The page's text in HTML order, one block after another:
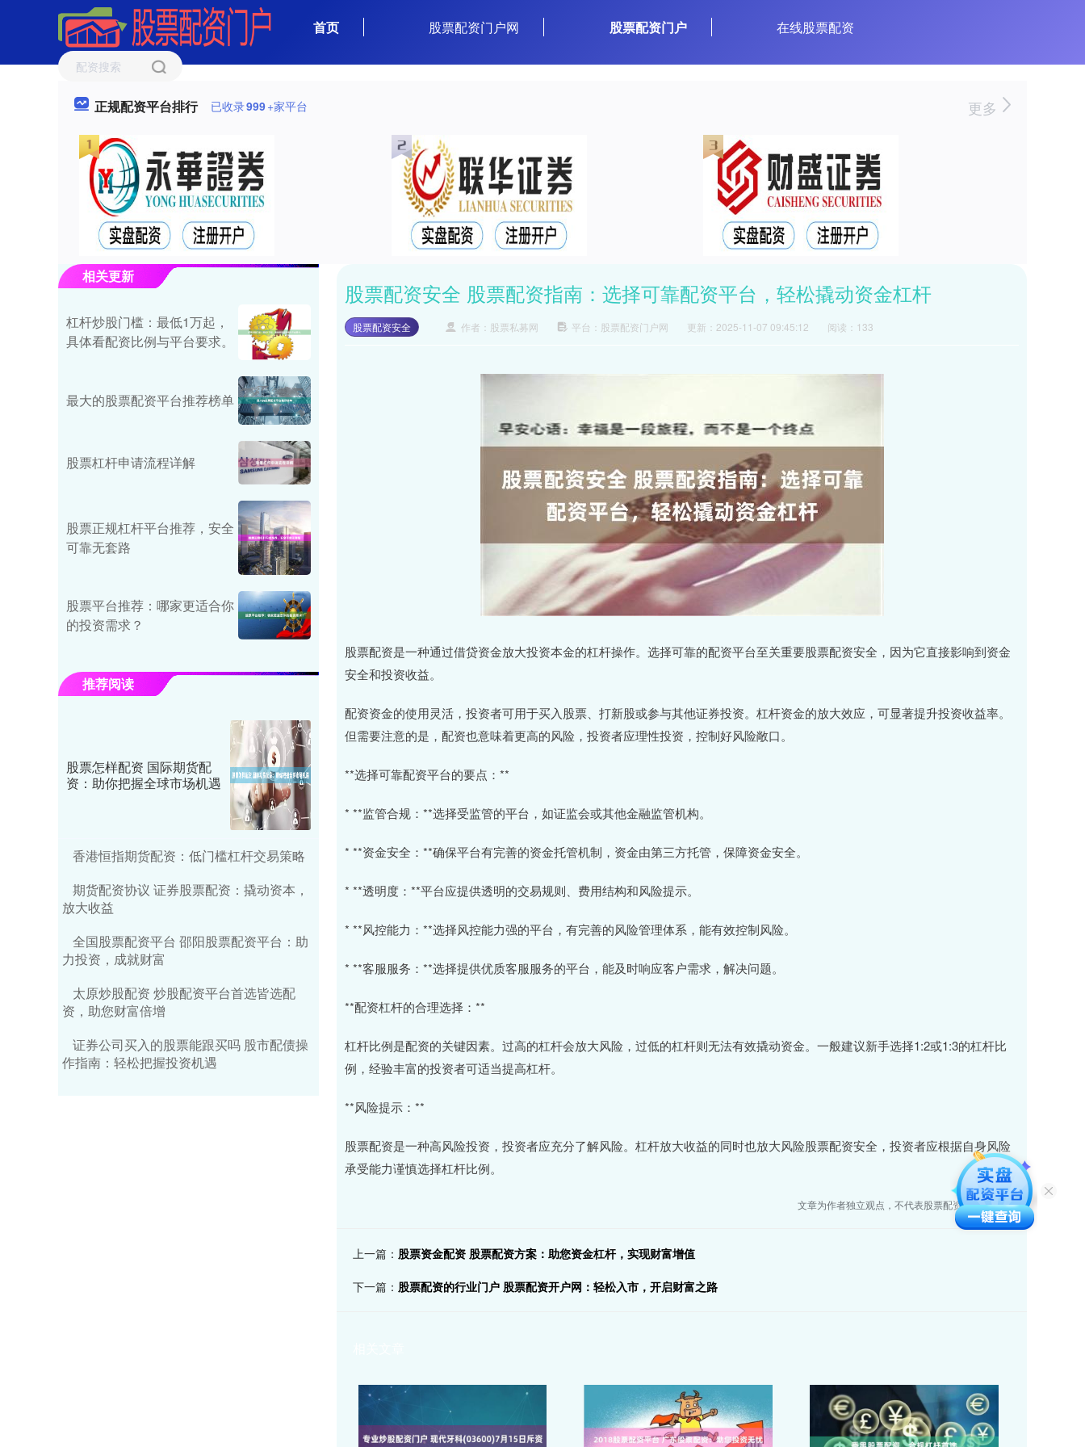
首页 股票配资门户网 股票配资门户 在线股票配资
正规配资平台排行 已收录999+家平台 更多
股票配资安全 股票配资指南：选择可靠配资平台，轻松撬动资金杠杆
股票配资安全 作者：股票私募网 平台：股票配资门户网 更新：2025-11-07 09:45:12 阅读：133
股票配资是一种通过借贷资金放大投资本金的杠杆操作。选择可靠的配资平台至关重要股票配资安全，因为它直接影响到资金
安全和投资收益。
配资资金的使用灵活，投资者可用于买入股票、打新股或参与其他证券投资。杠杆资金的放大效应，可显著提升投资收益率。
但需要注意的是，配资也意味着更高的风险，投资者应理性投资，控制好风险敞口。
**选择可靠配资平台的要点：**
* **监管合规：**选择受监管的平台，如证监会或其他金融监管机构。
* **资金安全：**确保平台有完善的资金托管机制，资金由第三方托管，保障资金安全。
* **透明度：**平台应提供透明的交易规则、费用结构和风险提示。
* **风控能力：**选择风控能力强的平台，有完善的风险管理体系，能有效控制风险。
* **客服服务：**选择提供优质客服服务的平台，能及时响应客户需求，解决问题。
**配资杠杆的合理选择：**
杠杆比例是配资的关键因素。过高的杠杆会放大风险，过低的杠杆则无法有效撬动资金。一般建议新手选择1:2或1:3的杠杆比
例，经验丰富的投资者可适当提高杠杆。
**风险提示：**
股票配资是一种高风险投资，投资者应充分了解风险。杠杆放大收益的同时也放大风险股票配资安全，投资者应根据自身风险
承受能力谨慎选择杠杆比例。
文章为作者独立观点，不代表股票配资门户网观点
上一篇： 股票资金配资 股票配资方案：助您资金杠杆，实现财富增值
下一篇： 股票配资的行业门户 股票配资开户网：轻松入市，开启财富之路
相关更新
杠杆炒股门槛：最低1万起，
具体看配资比例与平台要求。
最大的股票配资平台推荐榜单
股票杠杆申请流程详解
股票正规杠杆平台推荐，安全
可靠无套路
股票平台推荐：哪家更适合你
的投资需求？
推荐阅读
股票怎样配资 国际期货配
资：助你把握全球市场机遇
香港恒指期货配资：低门槛杠杆交易策略
期货配资协议 证券股票配资：撬动资本，
放大收益
全国股票配资平台 邵阳股票配资平台：助
力投资，成就财富
太原炒股配资 炒股配资平台首选皆选配
资，助您财富倍增
证券公司买入的股票能跟买吗 股市配债操
作指南：轻松把握投资机遇